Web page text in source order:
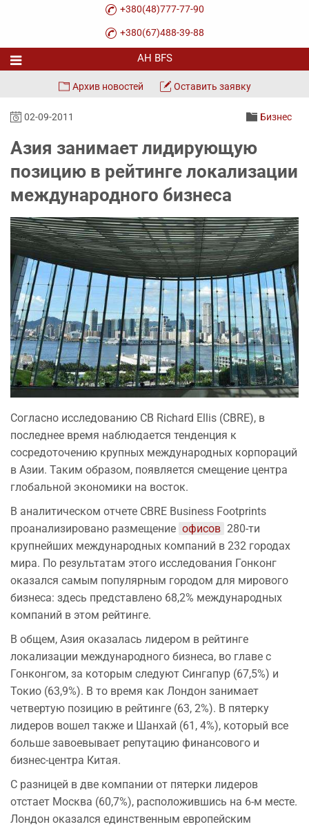
+380(48)777-77-90
+380(67)488-39-88
Архив новостей Оставить заявку
02-09-2011 Бизнес
Азия занимает лидирующую
позицию в рейтинге локализации
международного бизнеса
Согласно исследованию CB Richard Ellis (CBRE), в
последнее время наблюдается тенденция к
сосредоточению крупных международных корпораций
в Азии. Таким образом, появляется смещение центра
глобальной экономики на восток.
В аналитическом отчете CBRE Business Footprints
проанализировано размещение офисов 280-ти
крупнейших международных компаний в 232 городах
мира. По результатам этого исследования Гонконг
оказался самым популярным городом для мирового
бизнеса: здесь представлено 68,2% международных
компаний в этом рейтинге.
В общем, Азия оказалась лидером в рейтинге
локализации международного бизнеса, во главе с
Гонконгом, за которым следуют Сингапур (67,5%) и
Токио (63,9%). В то время как Лондон занимает
четвертую позицию в рейтинге (63, 2%). В пятерку
лидеров вошел также и Шанхай (61, 4%), который все
больше завоевывает репутацию финансового и
бизнес-центра Китая.
С разницей в две компании от пятерки лидеров
отстает Москва (60,7%), расположившись на 6-м месте.
Лондон оказался единственным европейским